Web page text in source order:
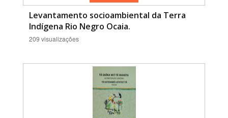
Levantamento socioambiental da Terra
Indígena Rio Negro Ocaia.
209 visualizações